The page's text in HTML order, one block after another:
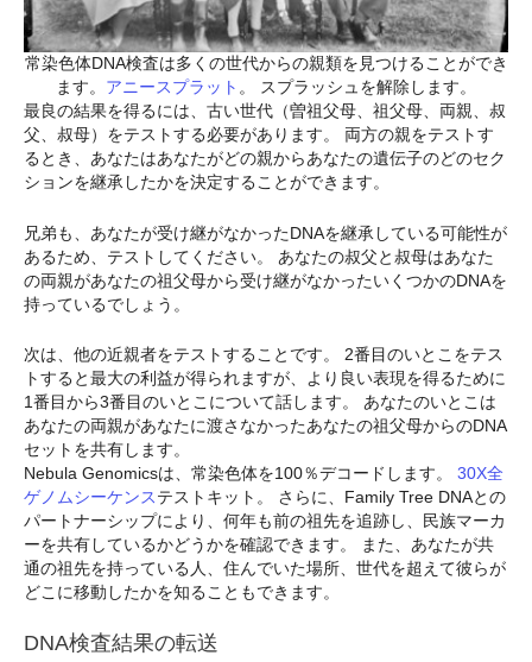
常染色体DNA検査は多くの世代からの親類を見つけることができ
ます。 アニースプラット 。 スプラッシュを解除します。
最良の結果を得るには、古い世代（曽祖父母、祖父母、両親、叔
父、叔母）をテストする必要があります。 両方の親をテストす
るとき、あなたはあなたがどの親からあなたの遺伝子のどのセク
ションを継承したかを決定することができます。
兄弟も、あなたが受け継がなかったDNAを継承している可能性が
あるため、テストしてください。 あなたの叔父と叔母はあなた
の両親があなたの祖父母から受け継がなかったいくつかのDNAを
持っているでしょう。
次は、他の近親者をテストすることです。 2番目のいとこをテス
トすると最大の利益が得られますが、より良い表現を得るために
1番目から3番目のいとこについて話します。 あなたのいとこは
あなたの両親があなたに渡さなかったあなたの祖父母からのDNA
セットを共有します。
Nebula Genomicsは、常染色体を100％デコードします。
30X全
ゲノムシーケンステストキット。 さらに、Family Tree DNAとの
パートナーシップにより、何年も前の祖先を追跡し、民族マーカ
ーを共有しているかどうかを確認できます。 また、あなたが共
通の祖先を持っている人、住んでいた場所、世代を超えて彼らが
どこに移動したかを知ることもできます。
DNA検査結果の転送